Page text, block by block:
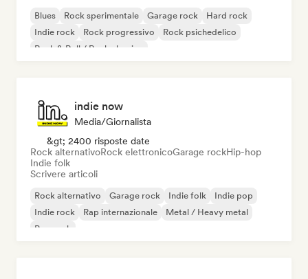
Blues Rock sperimentale Garage rock
Hard rock
Indie rock
Rock progressivo
Rock psichedelico
Rock & Roll / Rock classico
indie now
Media/Giornalista
&gt; 2400 risposte date
Rock alternativoRock elettronicoGarage rockHip-hop
Indie folk
Scrivere articoli
Rock alternativo Garage rock Indie folk
Indie pop
Indie rock
Rap internazionale
Metal / Heavy metal
Pop rock